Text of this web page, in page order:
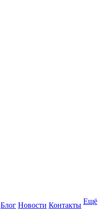
Блог Новости Контакты Ещё